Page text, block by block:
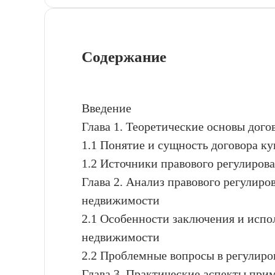
Содержание
Введение
Глава 1. Теоретические основы
1.1 Понятие и сущность договора
1.2 Источники правового
Глава 2. Анализ правового
недвижимости
2.1 Особенности заключения и
недвижимости
2.2 Проблемные вопросы в